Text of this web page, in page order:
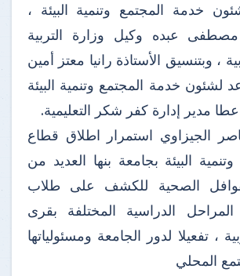
خدمة المجتمع وتنمية البيئة ،
مصطفى عبده وكيل وزارة التربية
، وبتنسيق الأستاذة رانيا معتز أمين
لشئون خدمة المجتمع وتنمية البيئة
عطا مدير إدارة كفر شكر التعليمية.
الجيزاوي استمرار اطلاق قطاع
البيئة بجامعة بنها العديد من
الصحية للكشف على طلاب
الدراسية المختلفة بقرى
، تفعيلا لدور الجامعة ومسئولياتها
المحلي